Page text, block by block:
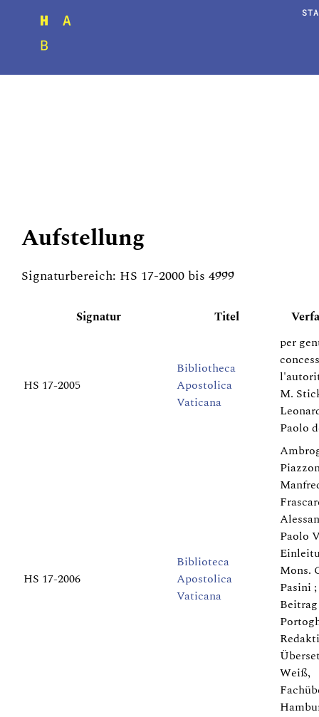
Aufstellung
Signaturbereich: HS 17-2000 bis 4999
Signatur Titel
HS 17-2005
Bibliotheca
Apostolica
Vaticana
per
M.
Paolo
HS 17-2006
Biblioteca
Apostolica
Vaticana
Paolo
Mons.
Pasini
Weiß,